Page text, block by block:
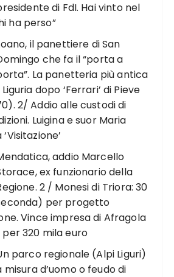
di FdI. Hai vinto nel
ha perso”
il panettiere di San
che fa il “porta a
La panetteria più antica
dopo ‘Ferrari’ di Pieve
2/ Addio alle custodi di
Luigina e suor Maria
addio Marcello
ex funzionario della
2 / Monesi di Triora: 30
per progetto
Vince impresa di Afragola
per 320 mila euro
parco regionale (Alpi Liguri)
misura d’uomo o feudo di